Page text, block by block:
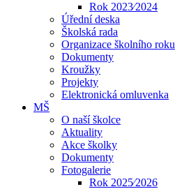
Rok 2023⁄2024
Úřední deska
Školská rada
Organizace školního roku
Dokumenty
Kroužky
Projekty
Elektronická omluvenka
MŠ
O naší školce
Aktuality
Akce školky
Dokumenty
Fotogalerie
Rok 2025⁄2026